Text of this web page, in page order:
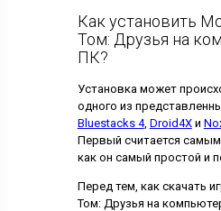
Как установить
Том: Друзья на
ПК?
Установка может
одного из
Bluestacks 4, Droid4Xи
Первый считается
как он самый простой и
Перед тем, как скачать
Том: Друзья на